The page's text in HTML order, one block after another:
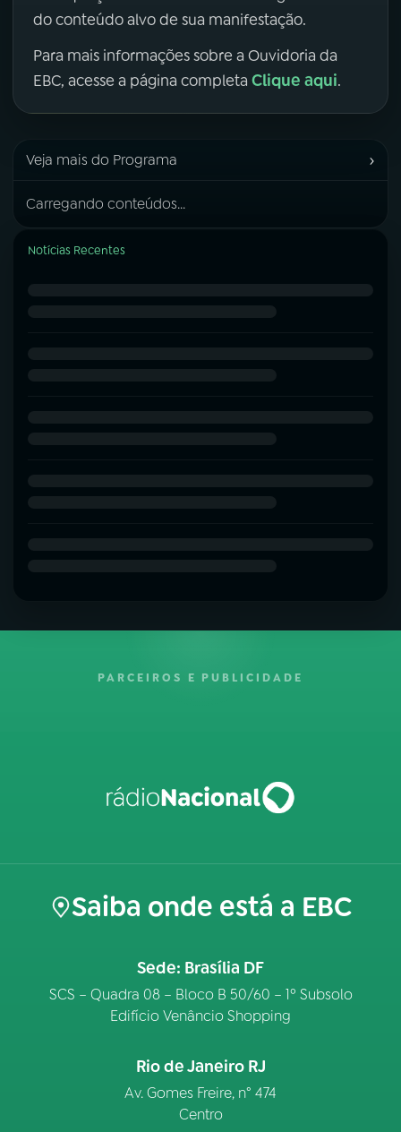
do conteúdo alvo de sua manifestação.
Para mais informações sobre a Ouvidoria da
EBC, acesse a página completa Clique aqui.
Veja mais do Programa ›
Carregando conteúdos...
Notícias Recentes
PARCEIROS E PUBLICIDADE
Saiba onde está a EBC
Sede: Brasília DF
SCS – Quadra 08 – Bloco B 50/60 – 1º Subsolo
Edifício Venâncio Shopping
Rio de Janeiro RJ
Av. Gomes Freire, n° 474
Centro